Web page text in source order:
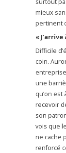
mieux
pertinent
«
Difficile
coin.
une
qu’on est
recevoir
son
vois que
ne cache
renforcé